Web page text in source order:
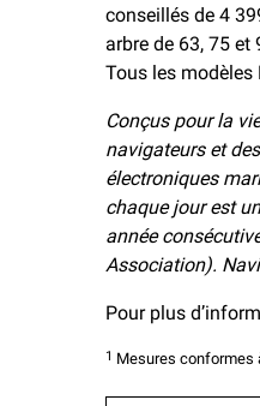
conseillés de 4
arbre de 63, 75
Tous les modèles
Conçus pour la
navigateurs et
électroniques
chaque jour est
année
Association).
Pour plus
1 Mesures conformes